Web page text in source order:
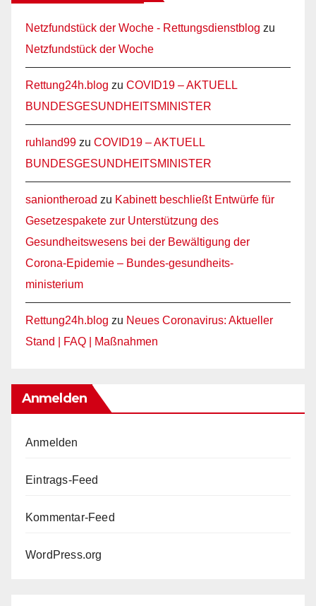
Netzfundstück der Woche - Rettungsdienstblog zu
Netzfundstück der Woche
Rettung24h.blog zu COVID19 – AKTUELL
BUNDESGESUNDHEITSMINISTER
ruhland99 zu COVID19 – AKTUELL
BUNDESGESUNDHEITSMINISTER
saniontheroad zu Kabinett beschließt Entwürfe für
Gesetzespakete zur Unterstützung des
Gesundheitswesens bei der Bewältigung der
Corona-Epidemie – Bundes-gesundheits-
ministerium
Rettung24h.blog zu Neues Coronavirus: Aktueller
Stand | FAQ | Maßnahmen
Anmelden
Anmelden
Eintrags-Feed
Kommentar-Feed
WordPress.org